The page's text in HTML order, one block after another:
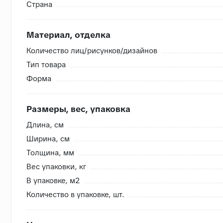
Страна
Материал, отделка
Количество лиц/рисунков/дизайнов
Тип товара
Форма
Размеры, вес, упаковка
Длина, cм
Ширина, cм
Толщина, мм
Вес упаковки, кг
В упаковке, м2
Количество в упаковке, шт.
Доставка в другие регионы
Внутренняя система контроля
- Привозим с запасом складские позиции, чтобы при
- Храним на закрытом складе, коробки защищены от